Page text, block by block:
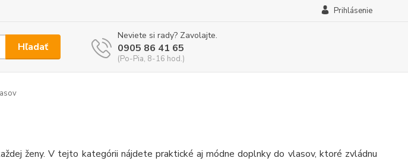
Prihlásenie
Hľadať
Neviete si rady? Zavolajte.
0905 86 41 65
(Po-Pia, 8-16 hod.)
ženy. V tejto kategórii nájdete praktické aj módne doplnky do vlasov, ktoré zvládnu